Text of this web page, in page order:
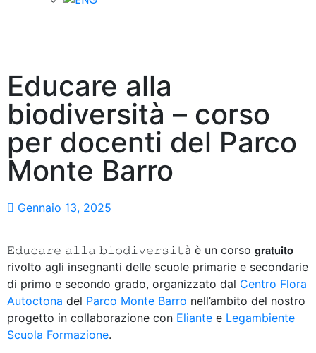
Educare alla
biodiversità – corso
per docenti del Parco
Monte Barro
Gennaio 13, 2025
𝙴𝚍𝚞𝚌𝚊𝚛𝚎 𝚊𝚕𝚕𝚊 𝚋𝚒𝚘𝚍𝚒𝚟𝚎𝚛𝚜𝚒𝚝à è un corso 𝗴𝗿𝗮𝘁𝘂𝗶𝘁𝗼
rivolto agli insegnanti delle scuole primarie e secondarie
di primo e secondo grado, organizzato dal Centro Flora
Autoctona del Parco Monte Barro nell’ambito del nostro
progetto in collaborazione con Eliante e Legambiente
Scuola Formazione.